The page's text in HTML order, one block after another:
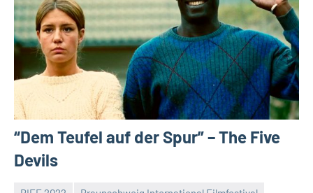
“Dem Teufel auf der Spur” – The Five
Devils